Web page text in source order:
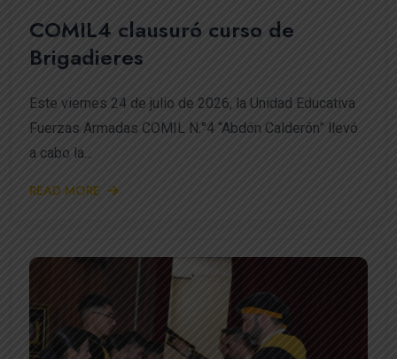
COMIL4 clausuró curso de
Brigadieres
Este viernes 24 de julio de 2026, la Unidad Educativa
Fuerzas Armadas COMIL N.°4 “Abdón Calderón” llevó
a cabo la...
READ MORE